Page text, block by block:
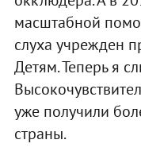
масштабной
слуха учрежден
Детям. Теперь я
уже получили
страны.